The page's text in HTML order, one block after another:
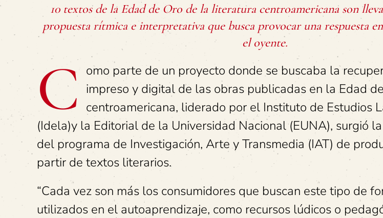
10 textos de la Edad de Oro de la literatura centroamericana son
propuesta rítmica e interpretativa que busca provocar una respuesta
el oyente.
C omo parte de un proyecto donde se buscaba la
impreso y digital de las obras publicadas en la Edad
centroamericana, liderado por el Instituto de Estudios
(Idela)y la Editorial de la Universidad Nacional (EUNA), surgió
del programa de Investigación, Arte y Transmedia (IAT) de
partir de textos literarios.
“Cada vez son más los consumidores que buscan este tipo de
utilizados en el autoaprendizaje, como recursos lúdicos o